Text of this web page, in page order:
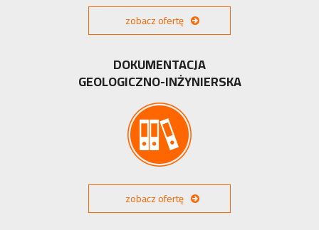
zobacz ofertę
DOKUMENTACJA
GEOLOGICZNO-INŻYNIERSKA
zobacz ofertę